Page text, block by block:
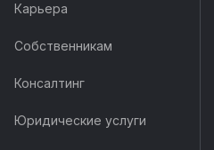
Карьера
Собственникам
Консалтинг
Юридические услуги